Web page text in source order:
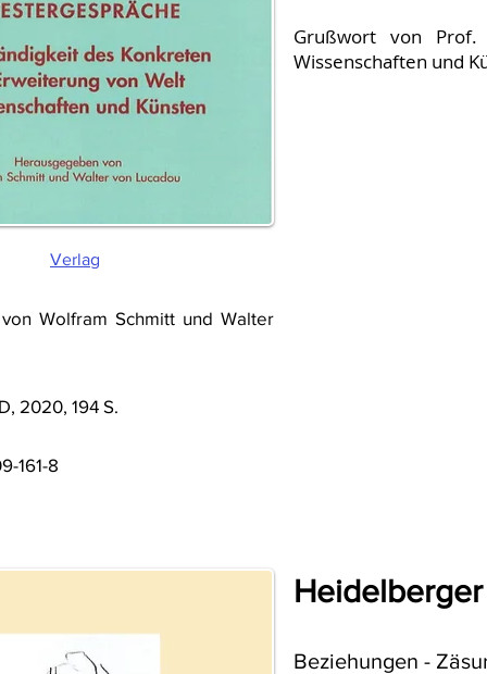
Grußwort von
Wissenschaften und
Verlag
Wolfram Schmitt und Walter
2020, 194 S.
161-8
Beziehungen -